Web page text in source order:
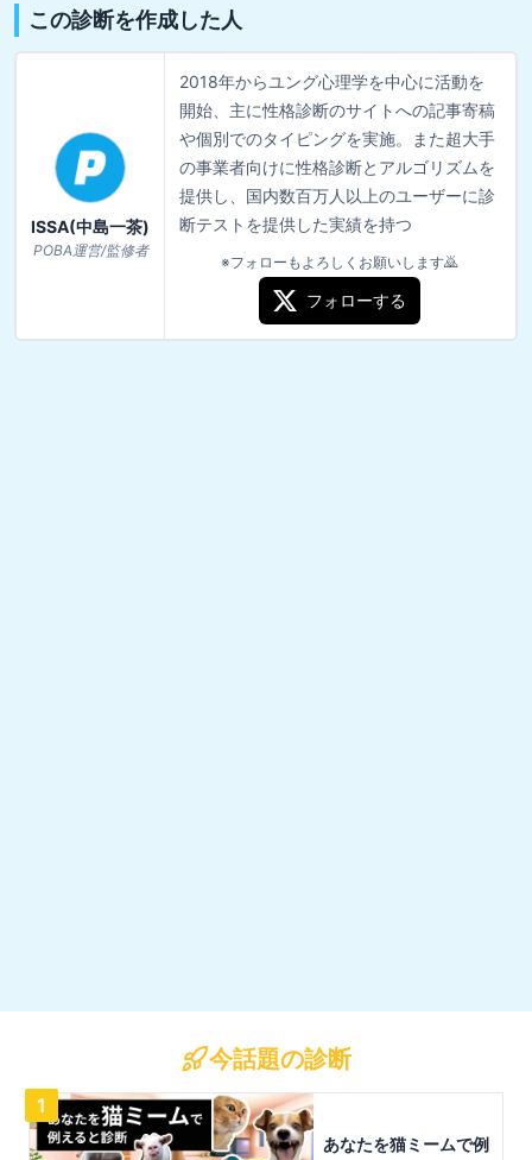
この診断を作成した人
ISSA(中島一茶)
POBA運営/監修者
2018年からユング心理学を中心に活動を
開始、主に性格診断のサイトへの記事寄稿
や個別でのタイピングを実施。また超大手
の事業者向けに性格診断とアルゴリズムを
提供し、国内数百万人以上のユーザーに診
断テストを提供した実績を持つ
※フォローもよろしくお願いします🙇
フォローする
今話題の診断
1
あなたを猫ミームで例